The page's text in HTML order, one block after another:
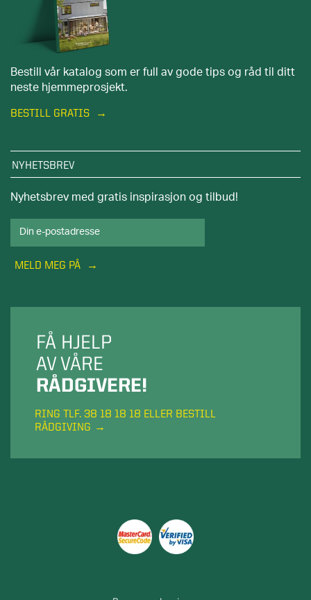
Bestill vår katalog som er full av gode tips og råd til ditt
neste hjemmeprosjekt.
BESTILL GRATIS
NYHETSBREV
Nyhetsbrev med gratis inspirasjon og tilbud!
MELD MEG PÅ
FÅ HJELP
AV VÅRE
RÅDGIVERE!
RING TLF. 38 18 18 18 ELLER BESTILL
RÅDGIVING